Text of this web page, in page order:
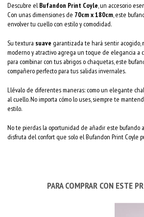
Descubre el Bufandon Print Coyle , un accesorio
Con unas dimensiones de 70cm x 180cm , este
envolver tu cuello con estilo y comodidad.
Su textura suave garantizada te hará sentir
moderno y atractivo agrega un toque de elegancia a
para combinar con tus abrigos o chaquetas, este
compañero perfecto para tus salidas invernales.
Llévalo de diferentes maneras: como un elegante
al cuello. No importa cómo lo uses, siempre te
estilo.
No te pierdas la oportunidad de añadir este bufando
disfruta del confort que solo el Bufandon Print Coyle
PARA COMPRAR CON ESTE